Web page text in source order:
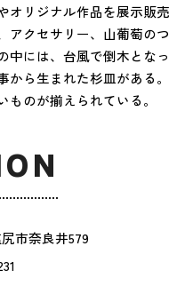
オリジナル作品を展示販売
アクセサリー、山葡萄のつ
中には、台風で倒木となっ
ら生まれた杉皿がある。
のが揃えられている。
市奈良井579